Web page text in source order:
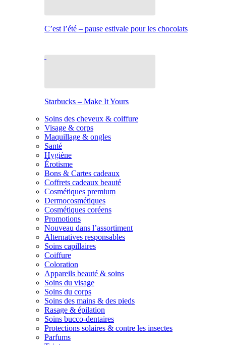
C’est l’été – pause estivale pour les chocolats
Starbucks – Make It Yours
Soins des cheveux & coiffure
Visage & corps
Maquillage & ongles
Santé
Hygiène
Érotisme
Bons & Cartes cadeaux
Coffrets cadeaux beauté
Cosmétiques premium
Dermocosmétiques
Cosmétiques coréens
Promotions
Nouveau dans l’assortiment
Alternatives responsables
Soins capillaires
Coiffure
Coloration
Appareils beauté & soins
Soins du visage
Soins du corps
Soins des mains & des pieds
Rasage & épilation
Soins bucco-dentaires
Protections solaires & contre les insectes
Parfums